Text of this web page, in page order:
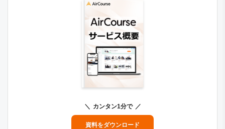
カンタン1分で
資料をダウンロード